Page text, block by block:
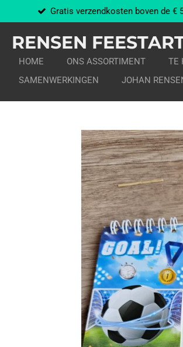
direct
naar
de
hoofdinhoud
Gratis verzendkosten boven de €
RENSEN
HOME ONS ASSORTIMENT TE
SAMENWERKINGEN
JOHAN